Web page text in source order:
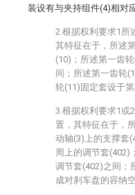
装设有与夹持组件(4)相对
2.根据权利要求1所
其特征在于，所述
(10)；所述第一齿
间；所述第一齿轮
轮(11)固定套设于
3.根据权利要求1或
置，其特征在于，
动轴(3)上的支撑套
周上的调节套(402)
调节套(402)之间；
成对刹车盘的容纳空